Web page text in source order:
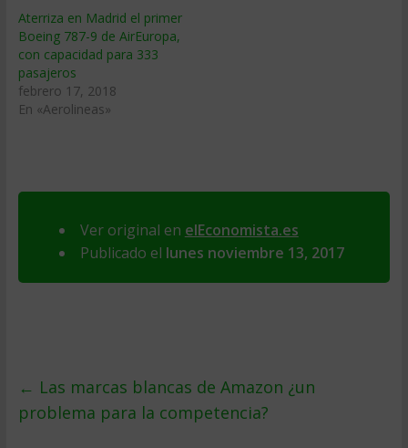
Aterriza en Madrid el primer
Boeing 787-9 de AirEuropa,
con capacidad para 333
pasajeros
febrero 17, 2018
En «Aerolineas»
Ver original en elEconomista.es
Publicado el lunes noviembre 13, 2017
← Las marcas blancas de Amazon ¿un
problema para la competencia?